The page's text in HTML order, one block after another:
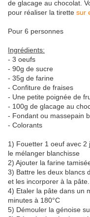
de glacage au chocolat.
pour réaliser la tirette sur
Pour 6 personnes
Ingrédients:
- 3 oeufs
- 90g de sucre
- 35g de farine
- Confiture de fraises
- Une petite poignée de
- 100g de glacage au
- Fondant ou massepain
- Colorants
1) Fouetter 1 oeuf avec
le mélanger blanchisse
2) Ajouter la farine
3) Battre les deux blancs
et les incorporer à la pâte.
4) Etaler la pâte dans un
minutes à 180°C
5) Démouler la génoise